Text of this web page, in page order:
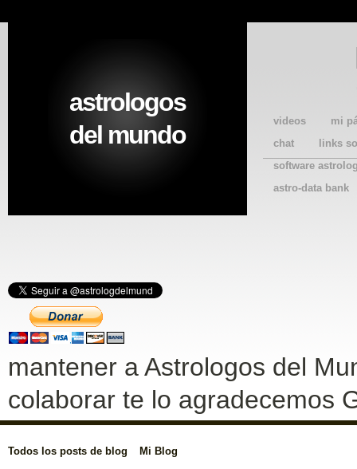
videos
mi
chat
links
software
astro-data bank
astrologos
del mundo
mantener a Astrologos del
colaborar te lo agradecemos
Todos los posts de blog Mi Blog